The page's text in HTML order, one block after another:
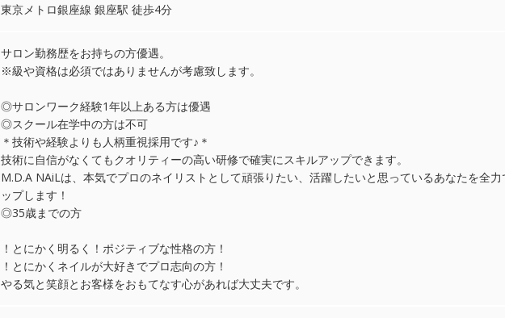
東京メトロ銀座線 銀座駅 徒歩4分
サロン勤務歴をお持ちの方優遇。
※級や資格は必須ではありませんが考慮致します。
◎サロンワーク経験1年以上ある方は優遇
◎スクール在学中の方は不可
＊技術や経験よりも人柄重視採用です♪＊
技術に自信がなくてもクオリティーの高い研修で確実にスキルアップできます。
M.D.A NAiLは、本気でプロのネイリストとして頑張りたい、活躍したいと思っているあなたを全
ップします！
◎35歳までの方
！とにかく明るく！ポジティブな性格の方！
！とにかくネイルが大好きでプロ志向の方！
やる気と笑顔とお客様をおもてなす心があれば大丈夫です。